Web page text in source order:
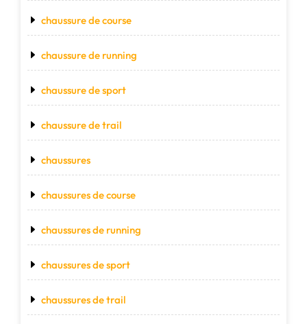
chaussure de course
chaussure de running
chaussure de sport
chaussure de trail
chaussures
chaussures de course
chaussures de running
chaussures de sport
chaussures de trail